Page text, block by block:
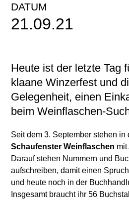
DATUM
21.09.21
Heute ist der letzte Tag
klaane Winzerfest und
Gelegenheit, einen
beim Weinflaschen-
Seit dem 3. September stehen
Schaufenster Weinflaschen mit
Darauf stehen Nummern und
aufschreiben, damit einen
und heute noch in der
Insgesamt braucht ihr 56